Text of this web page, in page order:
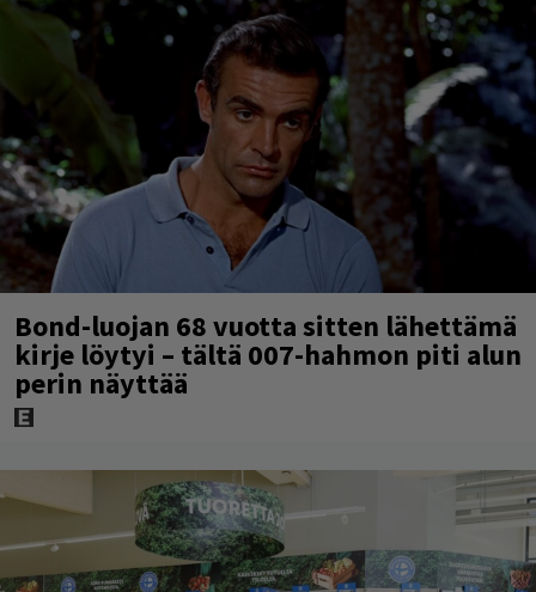
Bond-luojan 68 vuotta sitten lähettämä
kirje löytyi – tältä 007-hahmon piti alun
perin näyttää